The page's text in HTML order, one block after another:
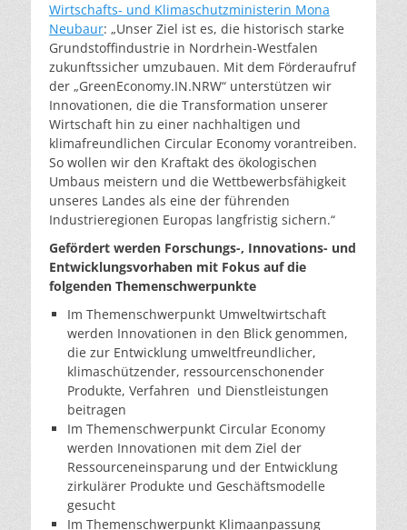
Wirtschafts- und Klimaschutzministerin Mona
Neubaur: „Unser Ziel ist es, die historisch starke
Grundstoffindustrie in Nordrhein-Westfalen
zukunftssicher umzubauen. Mit dem Förderaufruf
der „GreenEconomy.IN.NRW“ unterstützen wir
Innovationen, die die Transformation unserer
Wirtschaft hin zu einer nachhaltigen und
klimafreundlichen Circular Economy vorantreiben.
So wollen wir den Kraftakt des ökologischen
Umbaus meistern und die Wettbewerbsfähigkeit
unseres Landes als eine der führenden
Industrieregionen Europas langfristig sichern.“
Gefördert werden Forschungs-, Innovations- und
Entwicklungsvorhaben mit Fokus auf die
folgenden Themenschwerpunkte
Im Themenschwerpunkt Umweltwirtschaft
werden Innovationen in den Blick genommen,
die zur Entwicklung umweltfreundlicher,
klimaschützender, ressourcenschonender
Produkte, Verfahren und Dienstleistungen
beitragen
Im Themenschwerpunkt Circular Economy
werden Innovationen mit dem Ziel der
Ressourceneinsparung und der Entwicklung
zirkulärer Produkte und Geschäftsmodelle
gesucht
Im Themenschwerpunkt Klimaanpassung